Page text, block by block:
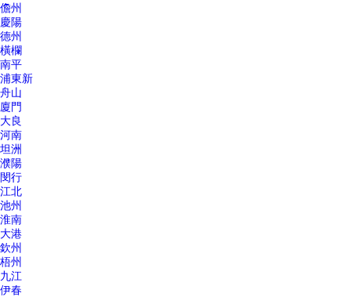
儋州
慶陽
德州
橫欄
南平
浦東新
舟山
廈門
大良
河南
坦洲
濮陽
閔行
江北
池州
淮南
大港
欽州
梧州
九江
伊春